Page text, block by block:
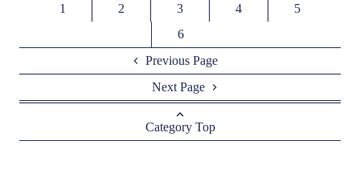
1 2 3 4
5
6
Previous Page
Next Page
Category Top